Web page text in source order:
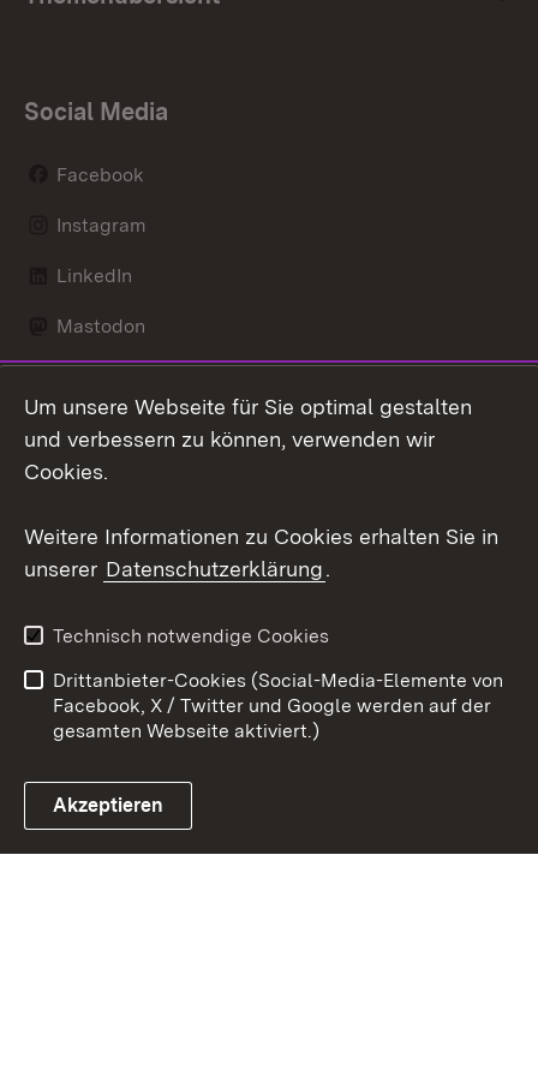
Social Media
Facebook
Instagram
LinkedIn
Mastodon
X / Twitter
Youtube
Link zum Landesportal
Kontakt
Datenschutz
Barrierefreiheit
Impressum Cookies
Um unsere Webseite für Sie optimal gestalten
und verbessern zu können, verwenden wir
Cookies.
Weitere Informationen zu Cookies erhalten Sie in
unserer Datenschutzerklärung.
Technisch notwendige Cookies
Drittanbieter-Cookies (Social-Media-Elemente von
Facebook, X / Twitter und Google werden auf der
gesamten Webseite aktiviert.)
Akzeptieren